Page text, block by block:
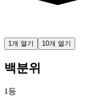
1개 열기 10개 열기
백분위
1등